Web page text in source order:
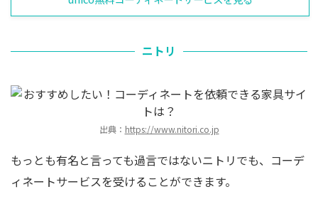
ニトリ
出典： https://www.nitori.co.jp
もっとも有名と言っても過言ではないニトリでも、コーデ
ィネートサービスを受けることができます。